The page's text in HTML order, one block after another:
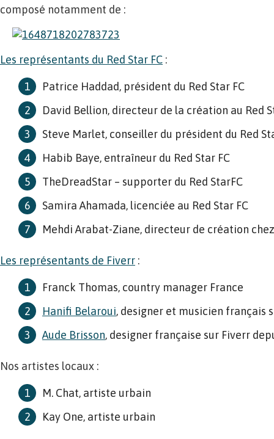
composé notamment de :
Les représentants du Red Star FC :
Patrice Haddad, président du Red Star FC
David Bellion, directeur de la création au Red
Steve Marlet, conseiller du président du Red
Habib Baye, entraîneur du Red Star FC
TheDreadStar – supporter du Red StarFC
Samira Ahamada, licenciée au Red Star FC
Mehdi Arabat-Ziane, directeur de création chez
Les représentants de Fiverr :
Franck Thomas, country manager France
Hanifi Belaroui, designer et musicien français
Aude Brisson, designer française sur Fiverr
Nos artistes locaux :
M. Chat, artiste urbain
Kay One, artiste urbain